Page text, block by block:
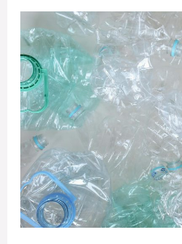
plástico:
un
problema
global
una
amenaza